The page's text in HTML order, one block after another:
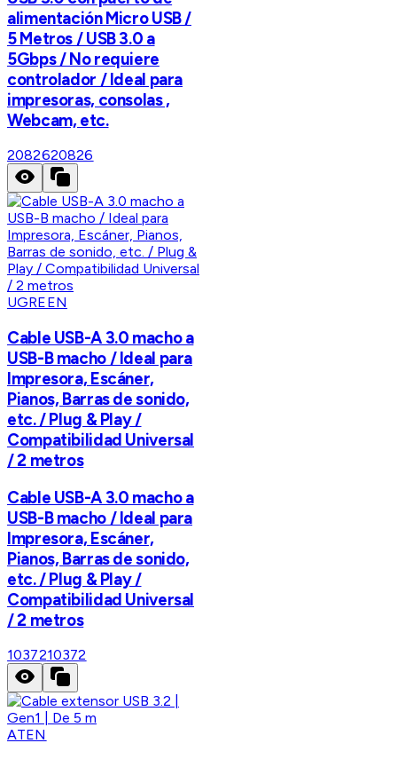
alimentación Micro USB /
5 Metros / USB 3.0 a
5Gbps / No requiere
controlador / Ideal para
impresoras, consolas ,
Webcam, etc.
2082620826
UGREEN
Cable USB-A 3.0 macho a
USB-B macho / Ideal para
Impresora, Escáner,
Pianos, Barras de sonido,
etc. / Plug & Play /
Compatibilidad Universal
/ 2 metros
Cable USB-A 3.0 macho a
USB-B macho / Ideal para
Impresora, Escáner,
Pianos, Barras de sonido,
etc. / Plug & Play /
Compatibilidad Universal
/ 2 metros
1037210372
ATEN